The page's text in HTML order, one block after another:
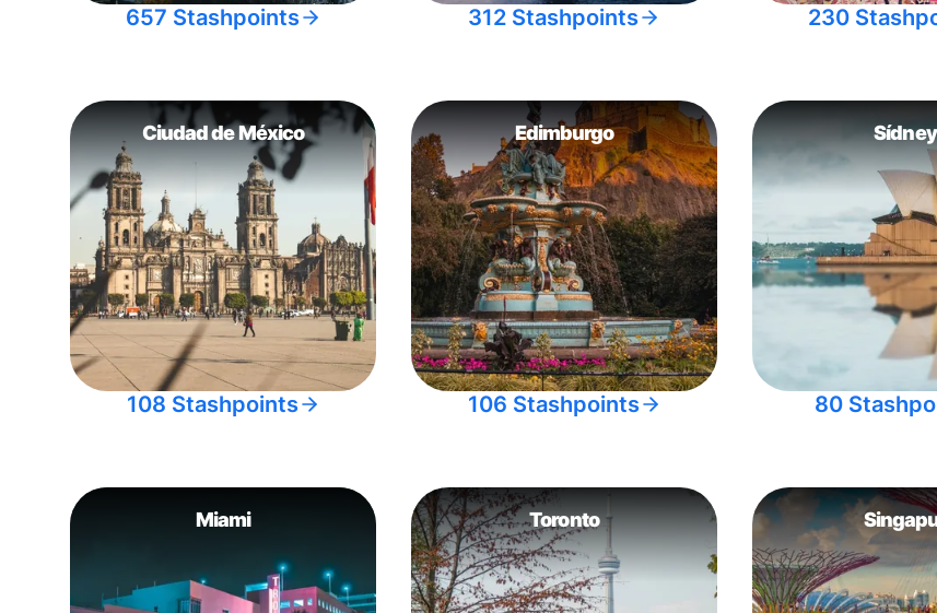
657 Stashpoints 312 Stashpoints 230
Ciudad de México
108 Stashpoints
Edimburgo
106 Stashpoints
Sídney
80
Miami Toronto